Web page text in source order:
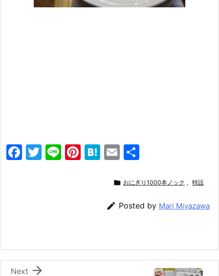
F
o
k
T
Li Pi H
a
E
ai
l
 おにぎり1000本ノック , 特設
 Posted by Mari Miyazawa

Next